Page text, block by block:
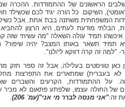
הראשונים של ההתמודדות. ההכרה
השיקום. כל הורה יגיד לכם שכשילד
המשפחתית משתנה בבת אחת. אבל
הבלתי מודעת לעתים, היא הרצון
איכשהו תמיד עולה השאלה "מה עשיתי שזה
תמיד תשאר באותו המצב? יהיה שיפור?
"למה זה קרה דווקא לי/לנו".
כאן טוויסטים בעלילה, אבל זה ספר חזק
לא בעברית) שמתארים את התפרצות
על ההתמודדות, הקרעים והשברים
של החולה עצמו, שלפתע פתאום לא מכיר
זה:"אני מנסה לברר מי אני"(עמ` 206)
.